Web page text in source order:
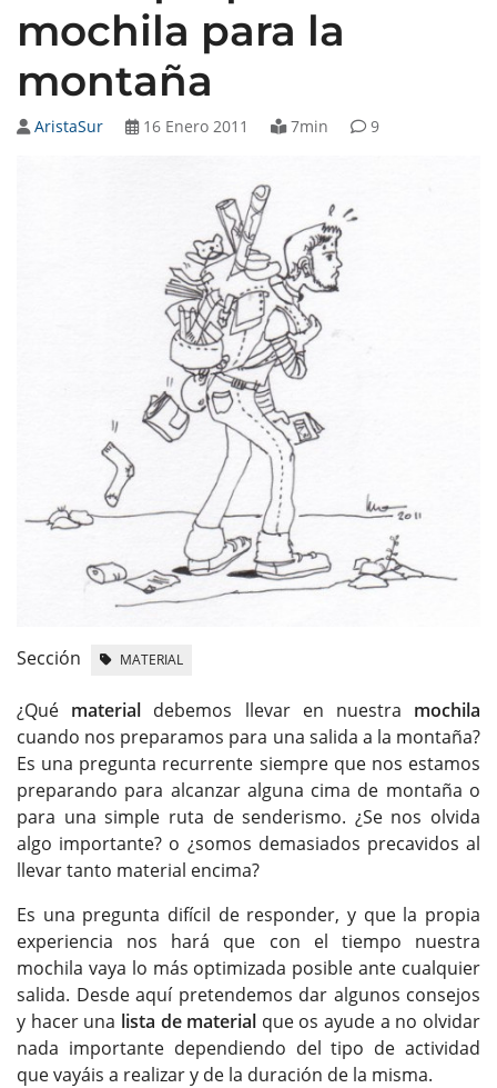
mochila para la
montaña
AristaSur 16 Enero 2011 7min 9
Sección MATERIAL
¿Qué material debemos llevar en nuestra mochila
cuando nos preparamos para una salida a la montaña?
Es una pregunta recurrente siempre que nos estamos
preparando para alcanzar alguna cima de montaña o
para una simple ruta de senderismo. ¿Se nos olvida
algo importante? o ¿somos demasiados precavidos al
llevar tanto material encima?
Es una pregunta difícil de responder, y que la propia
experiencia nos hará que con el tiempo nuestra
mochila vaya lo más optimizada posible ante cualquier
salida. Desde aquí pretendemos dar algunos consejos
y hacer una lista de material que os ayude a no olvidar
nada importante dependiendo del tipo de actividad
que vayáis a realizar y de la duración de la misma.